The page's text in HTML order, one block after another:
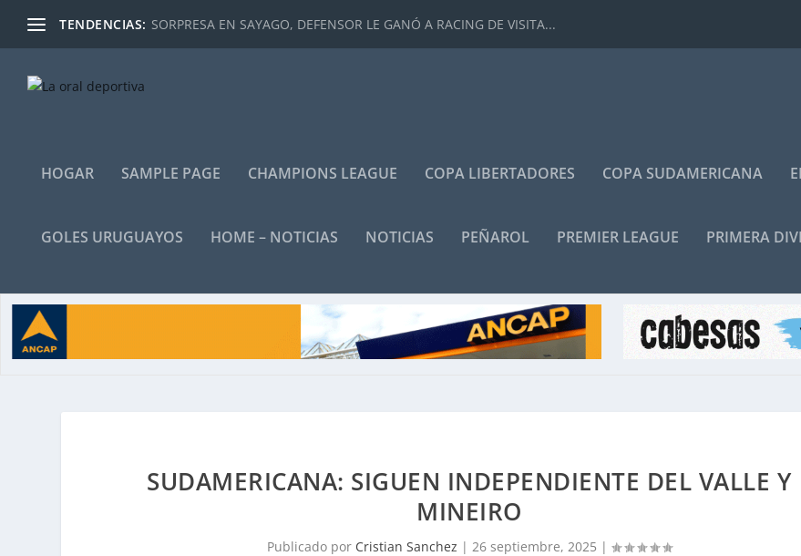
TENDENCIAS: SORPRESA EN SAYAGO, DEFENSOR LE GANÓ A RACING DE VISITA...
HOGAR SAMPLE PAGE CHAMPIONS LEAGUE COPA LIBERTADORES COPA SUDAMERICANA
GOLES URUGUAYOS HOME – NOTICIAS NOTICIAS PEÑAROL PREMIER LEAGUE PRIMERA
SUDAMERICANA: SIGUEN INDEPENDIENTE DEL VALLE Y
MINEIRO
Publicado por Cristian Sanchez | 26 septiembre, 2025 |